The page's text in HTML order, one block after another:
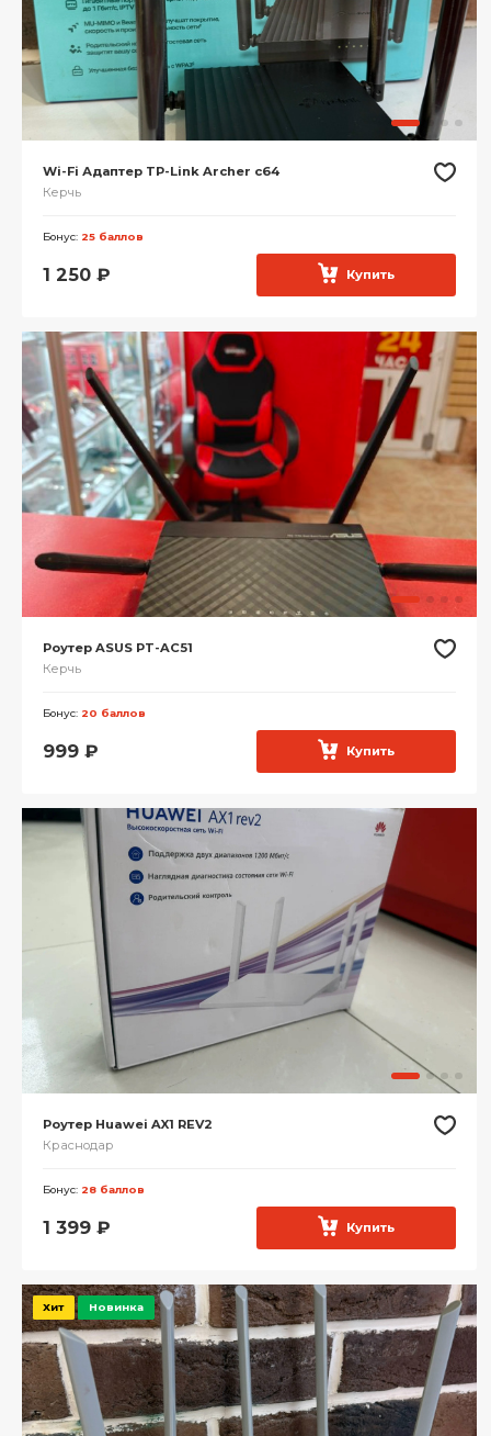
Wi-Fi Адаптер TP-Link Archer c64
Керчь
Бонус: 25 баллов
1 250 ₽ Купить
Роутер ASUS PT-AC51
Керчь
Бонус: 20 баллов
999 ₽ Купить
Роутер Huawei AX1 REV2
Краснодар
Бонус: 28 баллов
1 399 ₽ Купить
Хит Новинка